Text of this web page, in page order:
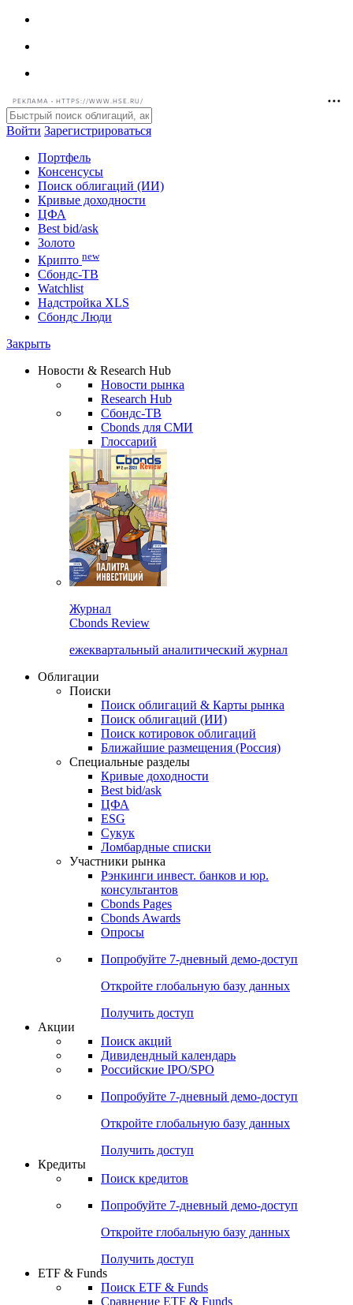
РЕКЛАМА • HTTPS://WWW.HSE.RU/
Войти Зарегистрироваться
Портфель
Консенсусы
Поиск облигаций (ИИ)
Кривые доходности
ЦФА
Best bid/ask
Золото
Крипто new
Watchlist
Сбондс Люди
Новости & Research Hub
Новости рынка
Research Hub
Сбондс-ТВ
Cbonds для СМИ
Глоссарий
Cbonds Review
ежеквартальный аналитический журнал
Облигации
Поиски
Поиск облигаций & Карты рынка
Поиск облигаций (ИИ)
Поиск котировок облигаций
Ближайшие размещения (Россия)
Специальные разделы
Кривые доходности
Best bid/ask
ЦФА
ESG
Сукук
Ломбардные списки
Участники рынка
Рэнкинги инвест. банков и юр.
Cbonds Pages
Опросы
Попробуйте7-дневный
Откройте глобальную базу данных
Получить доступ
Поиск акций
Российские IPO/SPO
Попробуйте7-дневный
Откройте глобальную базу данных
Получить доступ
Поиск кредитов
Попробуйте7-дневный
Откройте глобальную базу данных